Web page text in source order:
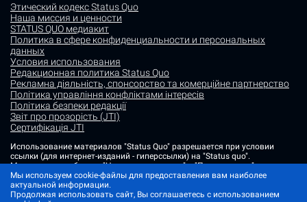
Этический кодекс Status Quo
Наша миссия и ценности
STATUS QUO медиакит
Политика в сфере конфиденциальности и персональных
данных
Условия использования
Редакционная политика Status Quo
Рекламна діяльність, спонсорство та комерційне партнерство
Політика управління конфліктами інтересів
Політика безпеки редакції
Звіт про прозорість (JTI)
Сертифікація JTI
Использование материалов "Status Quo" разрешается при условии
ссылки (для интернет-изданий - гиперссылки) на "Status quo".
Материалы в рубриках "Новости партнеров" и "Пресс-релизы"
размещаются на правах рекламы или в рамках некоммерческого
партнерства.
Изображения, содержащие метку "Status Quo" или не содержащие
Мы используем cookie-файлы для предоставления вам наиболее
актуальной информации.
Продолжая использовать сайт, Вы соглашаетесь с использованием